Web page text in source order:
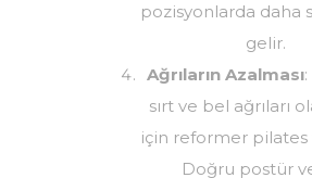
pozisyonlarda daha
gelir.
Ağrıların Azalması
sırt ve bel ağrıları
için reformer pilates
Doğru postür